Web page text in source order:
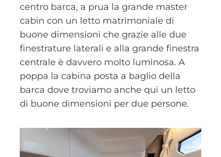
centro barca, a prua la grande master
cabin con un letto matrimoniale di
buone dimensioni che grazie alle due
finestrature laterali e alla grande finestra
centrale è davvero molto luminosa. A
poppa la cabina posta a baglio della
barca dove troviamo anche qui un letto
di buone dimensioni per due persone.